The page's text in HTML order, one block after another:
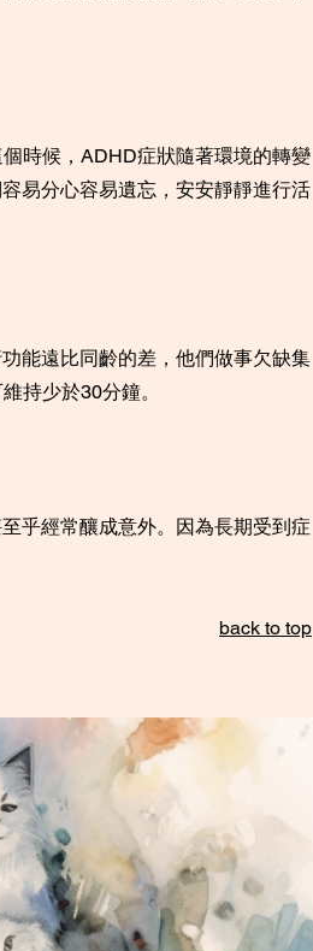
時候，ADHD症狀隨著環境的轉變
易分心容易遺忘，安安靜靜進行活
能遠比同齡的差，他們做事欠缺集
持少於30分鐘。
乎經常釀成意外。因為長期受到症
back to top